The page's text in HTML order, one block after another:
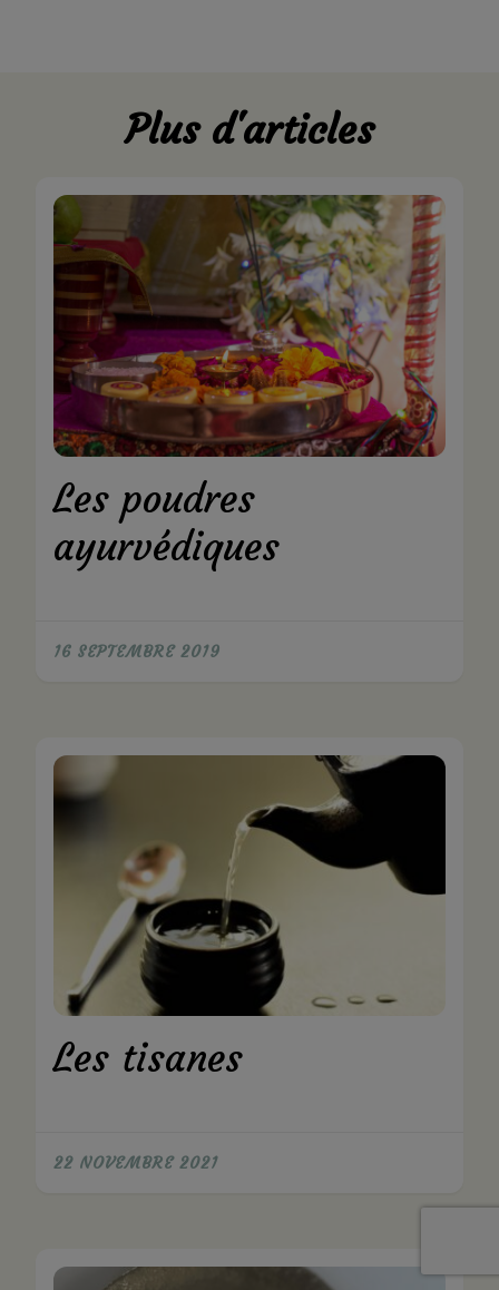
Plus d'articles
Les poudres
ayurvédiques
16 SEPTEMBRE 2019
Les tisanes
22 NOVEMBRE 2021